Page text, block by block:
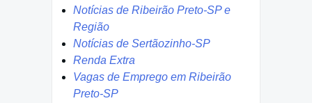
Notícias de Ribeirão Preto-SP e
Região
Notícias de Sertãozinho-SP
Renda Extra
Vagas de Emprego em Ribeirão
Preto-SP